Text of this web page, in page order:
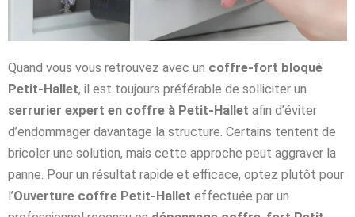
Quand vous vous retrouvez avec un coffre-fort bloqué
Petit-Hallet, il est toujours préférable de solliciter un
serrurier expert en coffre à Petit-Hallet afin d’éviter
d’endommager davantage la structure. Certains tentent de
bricoler une solution, mais cette approche peut aggraver la
panne. Pour un résultat rapide et efficace, optez plutôt pour
l’Ouverture coffre Petit-Hallet effectuée par un